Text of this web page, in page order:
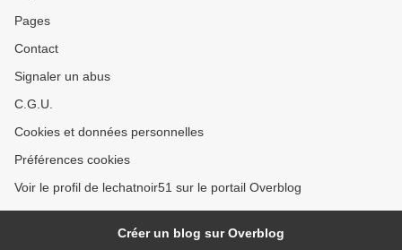
Pages
Contact
Signaler un abus
C.G.U.
Cookies et données personnelles
Préférences cookies
Voir le profil de lechatnoir51 sur le portail Overblog
Créer un blog sur Overblog